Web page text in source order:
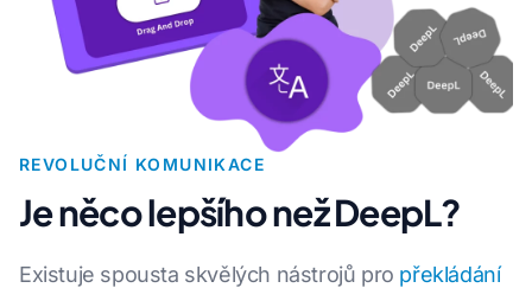
REVOLUČNÍ KOMUNIKACE
Je něco lepšího než DeepL?
Existuje spousta skvělých nástrojů pro překládání